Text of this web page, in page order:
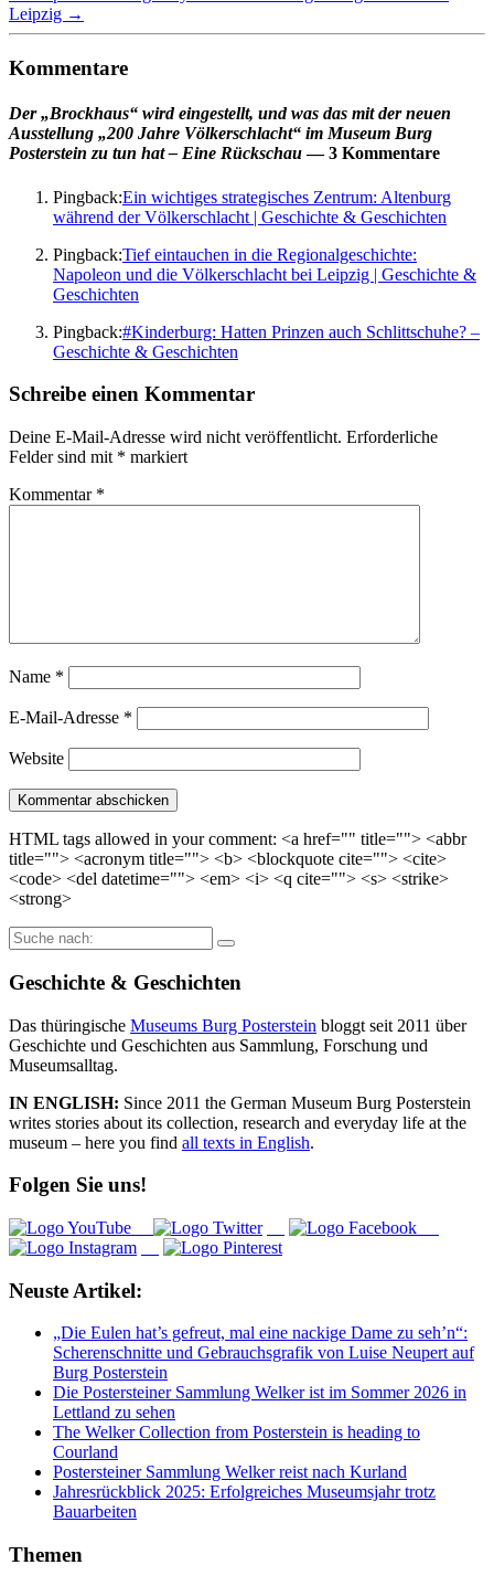
Leipzig →
Kommentare
Der „Brockhaus“ wird eingestellt, und was das mit der neuen
Ausstellung „200 Jahre Völkerschlacht“ im Museum Burg
Posterstein zu tun hat – Eine Rückschau— 3 Kommentare
Pingback:Ein wichtiges strategisches Zentrum: Altenburg
während der Völkerschlacht | Geschichte & Geschichten
Pingback:Tief eintauchen in die Regionalgeschichte:
Napoleon und die Völkerschlacht bei Leipzig | Geschichte &
Geschichten
Pingback:#Kinderburg: Hatten Prinzen auch Schlittschuhe? –
Geschichte & Geschichten
Schreibe einen Kommentar
Deine E-Mail-Adresse wird nicht veröffentlicht. Erforderliche
Felder sind mit * markiert
Kommentar *
Name *
E-Mail-Adresse *
Website
HTML tags allowed in your comment: <a href="" title=""> <abbr
title=""> <acronym title=""> <b> <blockquote cite=""> <cite>
<code> <del datetime=""> <em> <i> <q cite=""> <s> <strike>
<strong>
Suche
nach:
Geschichte & Geschichten
Das thüringische Museums Burg Posterstein bloggt seit 2011 über
Geschichte und Geschichten aus Sammlung, Forschung und
Museumsalltag.
IN ENGLISH: Since 2011 the German Museum Burg Posterstein
writes stories about its collection, research and everyday life at the
museum – here you find all texts in English.
Folgen Sie uns!
Neuste Artikel:
„Die Eulen hat’s gefreut, mal eine nackige Dame zu seh’n“:
Scherenschnitte und Gebrauchsgrafik von Luise Neupert auf
Burg Posterstein
Die Postersteiner Sammlung Welker ist im Sommer 2026 in
Lettland zu sehen
The Welker Collection from Posterstein is heading to
Courland
Postersteiner Sammlung Welker reist nach Kurland
Jahresrückblick 2025: Erfolgreiches Museumsjahr trotz
Bauarbeiten
Themen